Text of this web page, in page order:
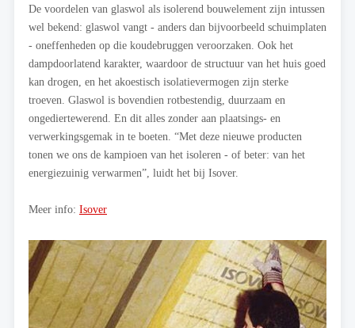
De voordelen van glaswol als isolerend bouwelement zijn intussen
wel bekend: glaswol vangt - anders dan bijvoorbeeld schuimplaten
- oneffenheden op die koudebruggen veroorzaken. Ook het
dampdoorlatend karakter, waardoor de structuur van het huis goed
kan drogen, en het akoestisch isolatievermogen zijn sterke
troeven. Glaswol is bovendien rotbestendig, duurzaam en
ongediertewerend. En dit alles zonder aan plaatsings- en
verwerkingsgemak in te boeten. “Met deze nieuwe producten
tonen we ons de kampioen van het isoleren - of beter: van het
energiezuinig verwarmen”, luidt het bij Isover.
Meer info: Isover